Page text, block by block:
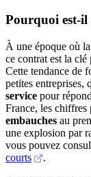
Pourquoi est-il
À une époque où
ce contrat est la
Cette tendance de
petites entreprises,
service pour
France, les chiffres
embauches au
une explosion par
vous pouvez
courts
.